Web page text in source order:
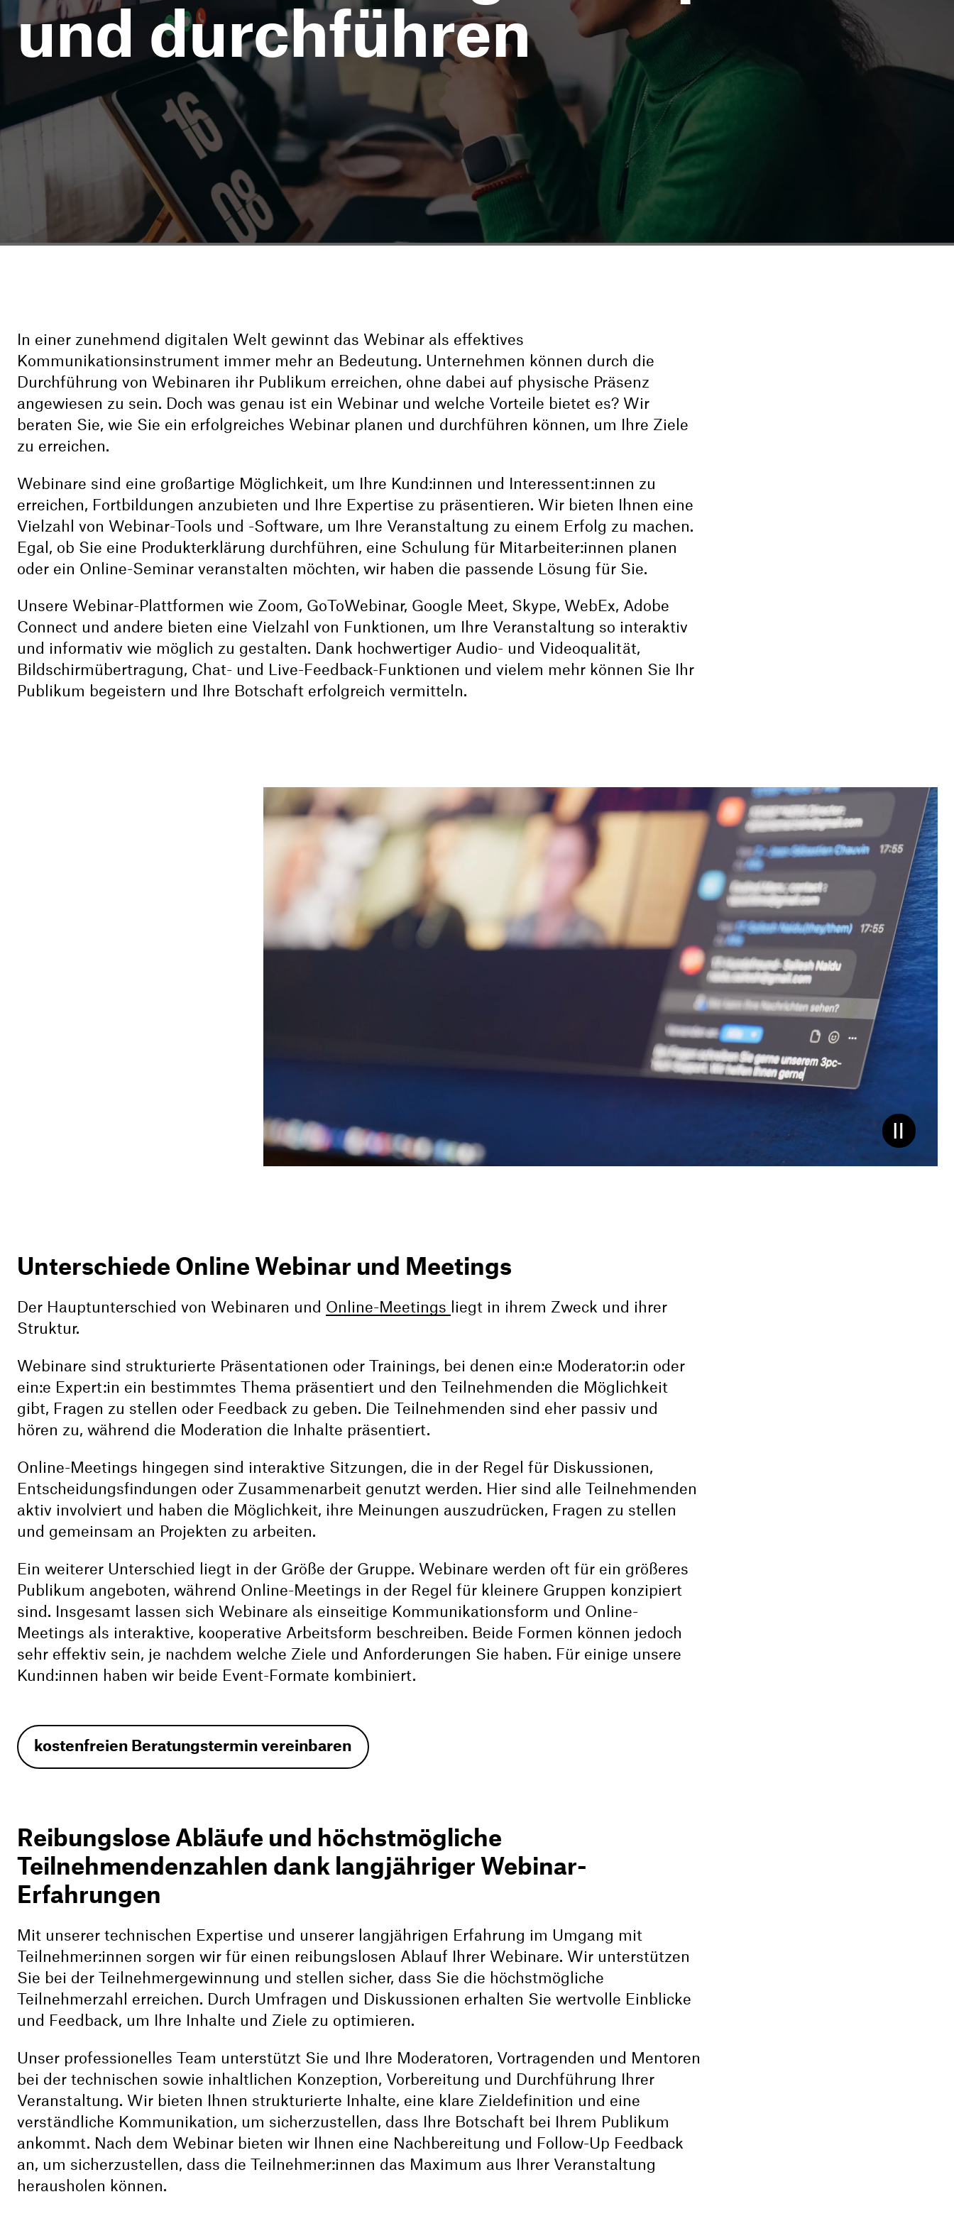
und durchführen
In einer zunehmend digitalen Welt gewinnt das Webinar als effektives
Kommunikationsinstrument immer mehr an Bedeutung. Unternehmen können durch die
Durchführung von Webinaren ihr Publikum erreichen, ohne dabei auf physische Präsenz
angewiesen zu sein. Doch was genau ist ein Webinar und welche Vorteile bietet es? Wir
beraten Sie, wie Sie ein erfolgreiches Webinar planen und durchführen können, um Ihre Ziele
zu erreichen.
Webinare sind eine großartige Möglichkeit, um Ihre Kund:innen und Interessent:innen zu
erreichen, Fortbildungen anzubieten und Ihre Expertise zu präsentieren. Wir bieten Ihnen eine
Vielzahl von Webinar-Tools und -Software, um Ihre Veranstaltung zu einem Erfolg zu machen.
Egal, ob Sie eine Produkterklärung durchführen, eine Schulung für Mitarbeiter:innen planen
oder ein Online-Seminar veranstalten möchten, wir haben die passende Lösung für Sie.
Unsere Webinar-Plattformen wie Zoom, GoToWebinar, Google Meet, Skype, WebEx, Adobe
Connect und andere bieten eine Vielzahl von Funktionen, um Ihre Veranstaltung so interaktiv
und informativ wie möglich zu gestalten. Dank hochwertiger Audio- und Videoqualität,
Bildschirmübertragung, Chat- und Live-Feedback-Funktionen und vielem mehr können Sie Ihr
Publikum begeistern und Ihre Botschaft erfolgreich vermitteln.
Video
pausieren
Unterschiede Online Webinar und Meetings
Der Hauptunterschied von Webinaren und Online-Meetings
liegt in ihrem Zweck und ihrer
Struktur.
Webinare sind strukturierte Präsentationen oder Trainings, bei denen ein:e Moderator:in oder
ein:e Expert:in ein bestimmtes Thema präsentiert und den Teilnehmenden die Möglichkeit
gibt, Fragen zu stellen oder Feedback zu geben. Die Teilnehmenden sind eher passiv und
hören zu, während die Moderation die Inhalte präsentiert.
Online-Meetings hingegen sind interaktive Sitzungen, die in der Regel für Diskussionen,
Entscheidungsfindungen oder Zusammenarbeit genutzt werden. Hier sind alle Teilnehmenden
aktiv involviert und haben die Möglichkeit, ihre Meinungen auszudrücken, Fragen zu stellen
und gemeinsam an Projekten zu arbeiten.
Ein weiterer Unterschied liegt in der Größe der Gruppe. Webinare werden oft für ein größeres
Publikum angeboten, während Online-Meetings in der Regel für kleinere Gruppen konzipiert
sind. Insgesamt lassen sich Webinare als einseitige Kommunikationsform und Online-
Meetings als interaktive, kooperative Arbeitsform beschreiben. Beide Formen können jedoch
sehr effektiv sein, je nachdem welche Ziele und Anforderungen Sie haben. Für einige unsere
Kund:innen haben wir beide Event-Formate kombiniert.
kostenfreien Beratungstermin vereinbaren
Reibungslose Abläufe und höchstmögliche
Teilnehmendenzahlen dank langjähriger Webinar-
Erfahrungen
Mit unserer technischen Expertise und unserer langjährigen Erfahrung im Umgang mit
Teilnehmer:innen sorgen wir für einen reibungslosen Ablauf Ihrer Webinare. Wir unterstützen
Sie bei der Teilnehmergewinnung und stellen sicher, dass Sie die höchstmögliche
Teilnehmerzahl erreichen. Durch Umfragen und Diskussionen erhalten Sie wertvolle Einblicke
und Feedback, um Ihre Inhalte und Ziele zu optimieren.
Unser professionelles Team unterstützt Sie und Ihre Moderatoren, Vortragenden und Mentoren
bei der technischen sowie inhaltlichen Konzeption, Vorbereitung und Durchführung Ihrer
Veranstaltung. Wir bieten Ihnen strukturierte Inhalte, eine klare Zieldefinition und eine
verständliche Kommunikation, um sicherzustellen, dass Ihre Botschaft bei Ihrem Publikum
ankommt. Nach dem Webinar bieten wir Ihnen eine Nachbereitung und Follow-Up Feedback
an, um sicherzustellen, dass die Teilnehmer:innen das Maximum aus Ihrer Veranstaltung
herausholen können.